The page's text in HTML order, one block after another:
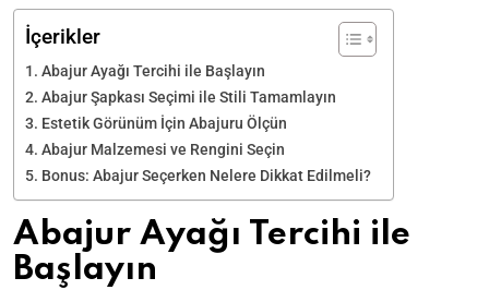
İçerikler
Abajur Ayağı Tercihi ile Başlayın
Abajur Şapkası Seçimi ile Stili Tamamlayın
Estetik Görünüm İçin Abajuru Ölçün
Abajur Malzemesi ve Rengini Seçin
Bonus: Abajur Seçerken Nelere Dikkat Edilmeli?
Abajur Ayağı Tercihi ile
Başlayın